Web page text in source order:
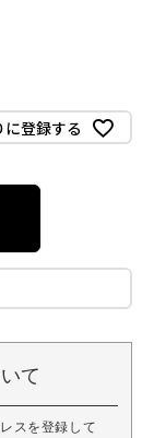
登録する
て
スを登録して